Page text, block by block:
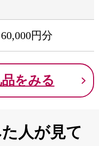
円分
をみる
人が見て